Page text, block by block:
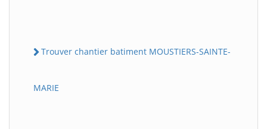
Trouver chantier batiment MOUSTIERS-SAINTE-
MARIE